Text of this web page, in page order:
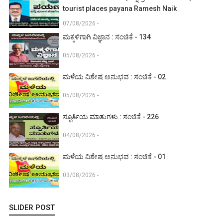
tourist places payana Ramesh Naik
07/08/2026 -
ಮಕ್ಕಳಿಗಾಗಿ ವಿಜ್ಞಾನ : ಸಂಚಿಕೆ - 134
05/08/2026 -
ಮಳೆಯ ವಿಶೇಷ ಅನುಭವ : ಸಂಚಿಕೆ - 02
05/08/2026 -
ಸ್ಫೂರ್ತಿಯ ಮಾತುಗಳು : ಸಂಚಿಕೆ - 226
04/08/2026 -
ಮಳೆಯ ವಿಶೇಷ ಅನುಭವ : ಸಂಚಿಕೆ - 01
03/08/2026 -
SLIDER POST